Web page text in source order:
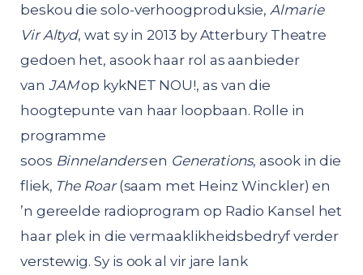
beskou die solo-verhoogproduksie,Almarie
Vir Altyd, wat sy in 2013 by Atterbury Theatre
gedoen het, asook haar rol as aanbieder
van JAMop kykNET NOU!, as van die
hoogtepunte van haar loopbaan. Rolle in
programme
soos Binnelandersen Generations, asook in die
fliek, The Roar(saam met Heinz Winckler) en
’n gereelde radioprogram op Radio Kansel het
haar plek in die vermaaklikheidsbedryf verder
verstewig. Sy is ook al vir jare lank